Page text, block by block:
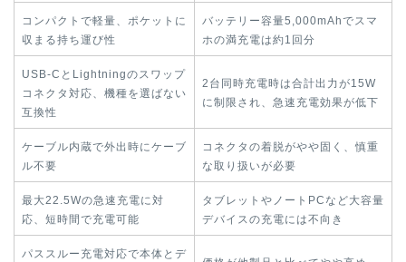
コンパクトで軽量、ポケットに
収まる持ち運び性
バッテリー容量5,000mAhでスマ
ホの満充電は約1回分
USB-CとLightningのスワップ
コネクタ対応、機種を選ばない
互換性
2台同時充電時は合計出力が15W
に制限され、急速充電効果が低下
ケーブル内蔵で外出時にケーブ
ル不要
コネクタの着脱がやや固く、慎重
な取り扱いが必要
最大22.5Wの急速充電に対
応、短時間で充電可能
タブレットやノートPCなど大容量
デバイスの充電には不向き
パススルー充電対応で本体とデ